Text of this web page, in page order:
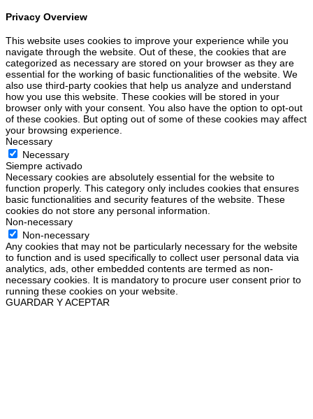
Privacy Overview
This website uses cookies to improve your experience while you
navigate through the website. Out of these, the cookies that are
categorized as necessary are stored on your browser as they are
essential for the working of basic functionalities of the website. We
also use third-party cookies that help us analyze and understand
how you use this website. These cookies will be stored in your
browser only with your consent. You also have the option to opt-out
of these cookies. But opting out of some of these cookies may affect
your browsing experience.
Necessary
Necessary
Siempre activado
Necessary cookies are absolutely essential for the website to
function properly. This category only includes cookies that ensures
basic functionalities and security features of the website. These
cookies do not store any personal information.
Non-necessary
Non-necessary
Any cookies that may not be particularly necessary for the website
to function and is used specifically to collect user personal data via
analytics, ads, other embedded contents are termed as non-
necessary cookies. It is mandatory to procure user consent prior to
running these cookies on your website.
GUARDAR Y ACEPTAR